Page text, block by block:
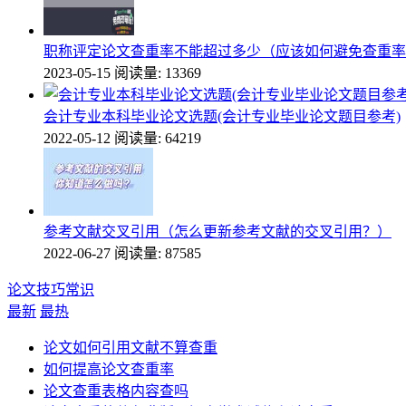
职称评定论文查重率不能超过多少（应该如何避免查重
2023-05-15 阅读量: 13369
会计专业本科毕业论文选题(会计专业毕业论文题目参考)
2022-05-12 阅读量: 64219
参考文献交叉引用（怎么更新参考文献的交叉引用？）
2022-06-27 阅读量: 87585
论文技巧常识
最新 最热
论文如何引用文献不算查重
如何提高论文查重率
论文查重表格内容查吗